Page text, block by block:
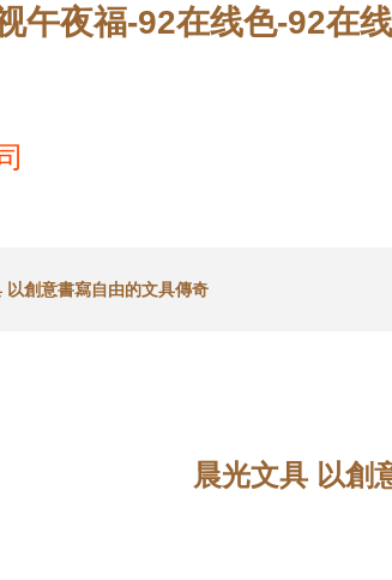
午夜福-92在线色-92在
以創意書寫自由的文具傳奇
晨光文具 以創